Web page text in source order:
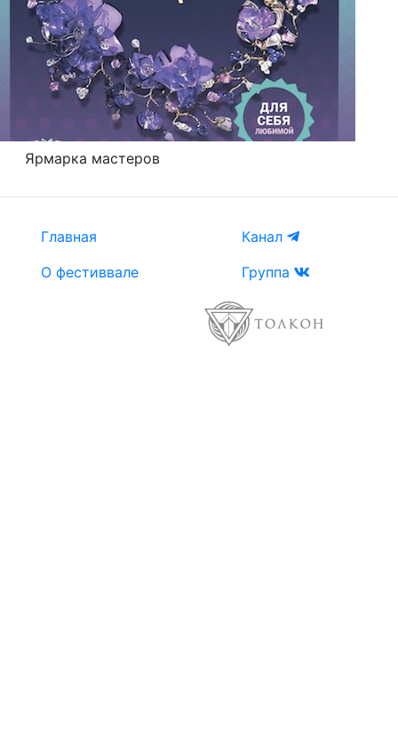
Ярмарка мастеров
Главная
О фестиввале
Канал
Группа